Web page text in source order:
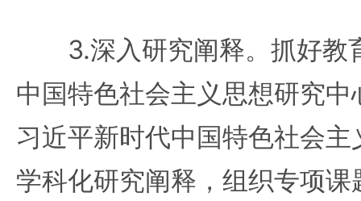
3.深入研究阐释。抓好教
中国特色社会主义思想研究
习近平新时代中国特色社会
学科化研究阐释，组织专项